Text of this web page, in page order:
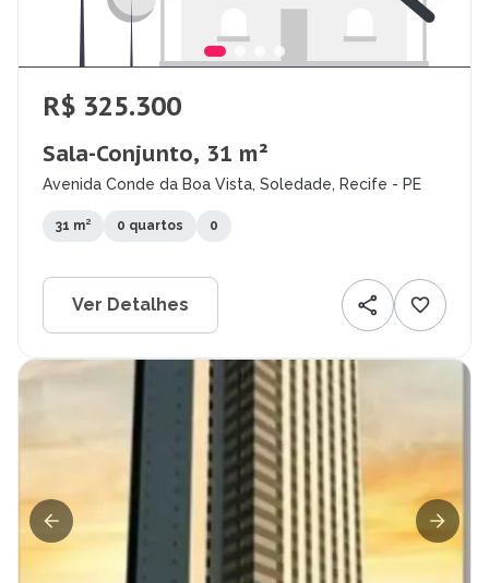
R$ 325.300
Sala-Conjunto, 31 m²
Avenida Conde da Boa Vista, Soledade, Recife - PE
31 m² 0 quartos 0
Ver Detalhes